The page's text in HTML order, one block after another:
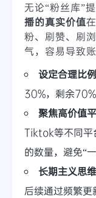
无论“粉丝库”
播的真实价值
粉、刷赞、刷
气，容易导致
设定合理比例
30%，剩余70%
聚焦高价值
Tiktok等不同平
的数量，避免“一
长期主义思维
后续通过频繁